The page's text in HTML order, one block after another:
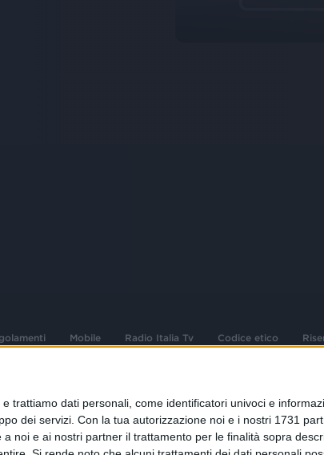
trattiamo dati personali, come identificatori univoci e
dei servizi. Con la tua autorizzazione noi e i nostri 1731
noi e ai nostri partner il trattamento per le finalità sopra
Mobile Radio Italia Tv Codice etico
Sede Amministrativa: Viale Europa 49, 20093 Cologno Monzese (Mi)
02 25444220
Sede Legale: Via Savona 97, 20144 Milano